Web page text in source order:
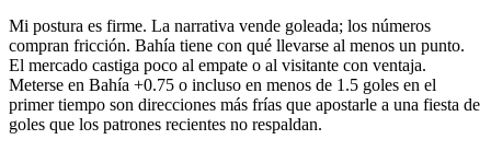
Mi postura es firme. La narrativa vende goleada; los números
compran fricción. Bahía tiene con qué llevarse al menos un punto.
El mercado castiga poco al empate o al visitante con ventaja.
Meterse en Bahía +0.75 o incluso en menos de 1.5 goles en el
primer tiempo son direcciones más frías que apostarle a una fiesta de
goles que los patrones recientes no respaldan.